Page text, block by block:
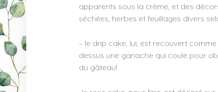
apparents sous la crème, et des
séchées, herbes et feuillages divers
– le drip cake, lui, est recouvert
dessus une ganache qui coule pour
du gâteau!